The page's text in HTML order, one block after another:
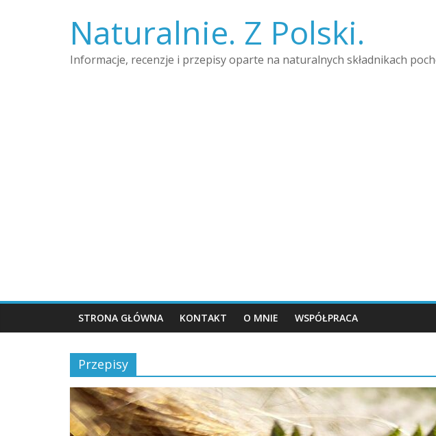
Naturalnie. Z Polski.
Informacje, recenzje i przepisy oparte na naturalnych składnikach
STRONA GŁÓWNA KONTAKT O MNIE WSPÓŁPRACA
Przepisy